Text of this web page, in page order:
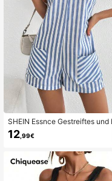
SHEIN Essnce Gestreiftes und
ucktes Freizeit Jumpsuit für
für den Sommer
12 ,99€